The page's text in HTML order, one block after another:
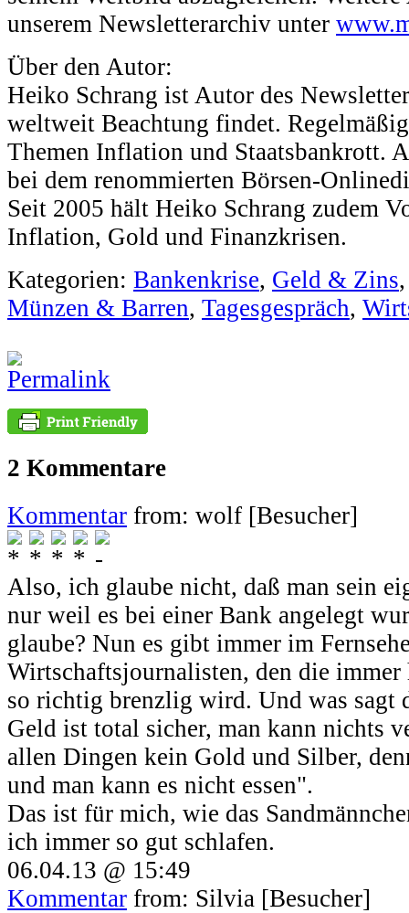
unserem Newsletterarchiv unter
Über den Autor:
Heiko Schrang ist Autor des
weltweit Beachtung findet.
Themen Inflation und Staatsbankrott.
bei dem renommierten Börsen-
Seit 2005 hält Heiko Schrang zudem
Inflation, Gold und Finanzkrisen.
Kategorien: Bankenkrise, Geld & Zins
Münzen & Barren, Tagesgespräch,
2 Kommentare
Kommentar from: wolf [Besucher]
Also, ich glaube nicht, daß man sein
nur weil es bei einer Bank angelegt
glaube? Nun es gibt immer im
Wirtschaftsjournalisten, den die
so richtig brenzlig wird. Und was sagt
Geld ist total sicher, man kann nichts
allen Dingen kein Gold und Silber,
und man kann es nicht essen".
Das ist für mich, wie das
ich immer so gut schlafen.
06.04.13 @ 15:49
Kommentar from: Silvia [Besucher]